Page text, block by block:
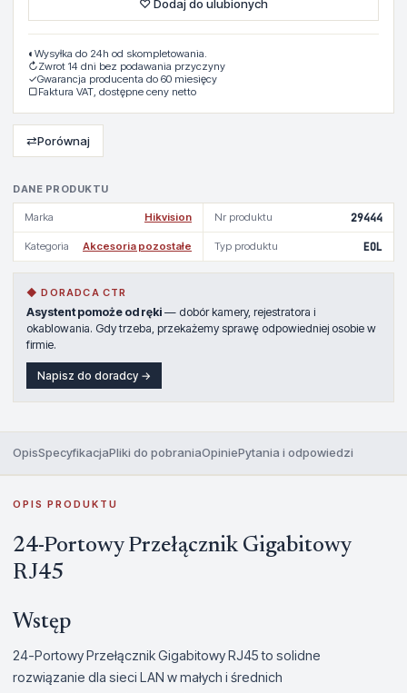
DANE PRODUKTU
Marka Hikvision Nr produktu 29444
Kategoria Akcesoria pozostałe Typ produktu EOL
◆ DORADCA CTR
Asystent pomoże od ręki — dobór kamery, rejestratora i
okablowania. Gdy trzeba, przekażemy sprawę odpowiedniej osobie w
firmie.
Napisz do doradcy →
♡ Dodaj do ulubionych
◐ Wysyłka do 24h od skompletowania.
↻Zwrot 14 dni bez podawania przyczyny
✓Gwarancja producenta do 60 miesięcy
▢Faktura VAT, dostępne ceny netto
⇄Porównaj
OpisSpecyfikacjaPliki do pobraniaOpiniePytania i odpowiedzi
OPIS PRODUKTU
24-Portowy Przełącznik Gigabitowy
RJ45
Wstęp
24-Portowy Przełącznik Gigabitowy RJ45 to solidne
rozwiązanie dla sieci LAN w małych i średnich